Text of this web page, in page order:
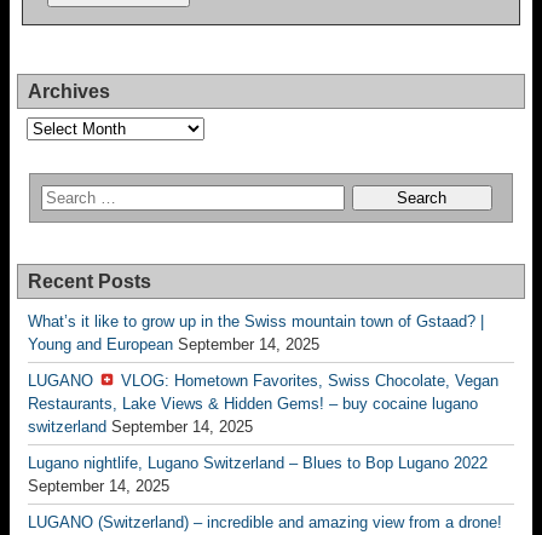
Archives
Archives
Recent Posts
What’s it like to grow up in the Swiss mountain town of Gstaad? |
Young and European September 14, 2025
LUGANO
VLOG: Hometown Favorites, Swiss Chocolate, Vegan
Restaurants, Lake Views & Hidden Gems! – buy cocaine lugano
switzerland September 14, 2025
Lugano nightlife, Lugano Switzerland – Blues to Bop Lugano 2022
September 14, 2025
LUGANO (Switzerland) – incredible and amazing view from a drone!